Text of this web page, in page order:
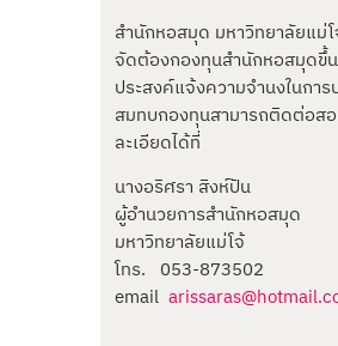
สำนักหอสมุด มหาวิทยาลัยแม่
จัดต้องกองทุนสำนักหอสมุดขึ้
ประสงค์แจ้งความจำนงในการ
สมทบกองทุนสามารถติดต่อส
ละเอียดได้ที่
นางอริศรา สิงห์ปัน
ผู้อำนวยการสำนักหอสมุด
มหาวิทยาลัยแม่โจ้
โทร. 053-873502
email